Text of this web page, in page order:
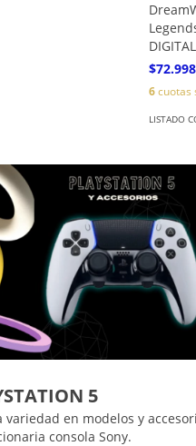
DIGITAL
$72.998
6cuotas
LISTADO
5
variedad en modelos y
consola Sony.